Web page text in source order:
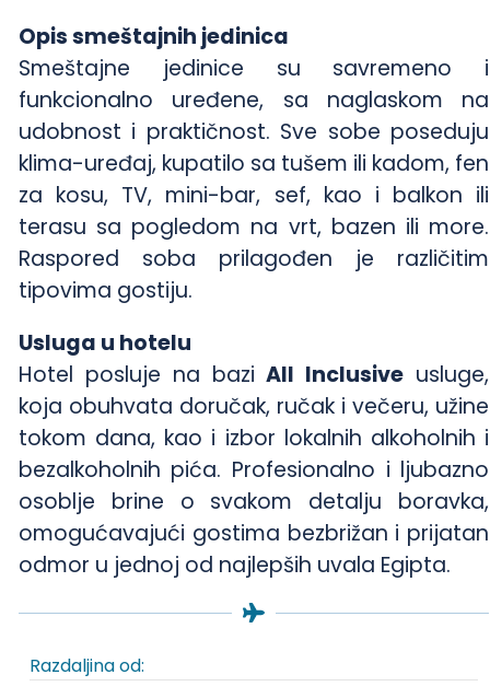
Opis smeštajnih jedinica
Smeštajne jedinice su savremeno i
funkcionalno uređene, sa naglaskom na
udobnost i praktičnost. Sve sobe poseduju
klima-uređaj, kupatilo sa tušem ili kadom, fen
za kosu, TV, mini-bar, sef, kao i balkon ili
terasu sa pogledom na vrt, bazen ili more.
Raspored soba prilagođen je različitim
tipovima gostiju.
Usluga u hotelu
Hotel posluje na baziAll Inclusive usluge,
koja obuhvata doručak, ručak i večeru, užine
tokom dana, kao i izbor lokalnih alkoholnih i
bezalkoholnih pića. Profesionalno i ljubazno
osoblje brine o svakom detalju boravka,
omogućavajući gostima bezbrižan i prijatan
odmor u jednoj od najlepših uvala Egipta.
Razdaljina od: